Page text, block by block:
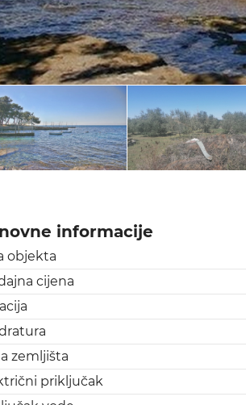
informacije
objekta
cijena
zemljišta
priključak